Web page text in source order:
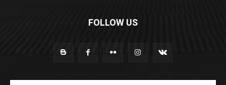
FOLLOW US